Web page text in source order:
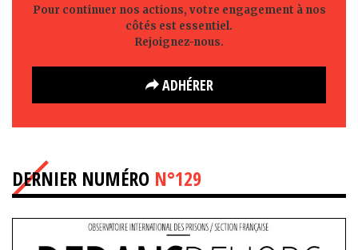
Pour continuer nos actions, votre engagement à nos
côtés est essentiel.
Rejoignez-nous.
ADHÉRER
DERNIER NUMÉRO N°129